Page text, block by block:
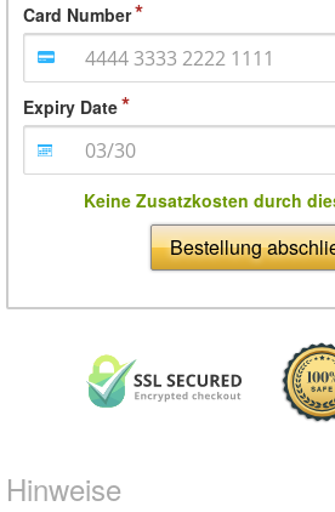
Card Number
Expiry Date
Keine Zusatzkosten durch
Bestellung
Hinweise